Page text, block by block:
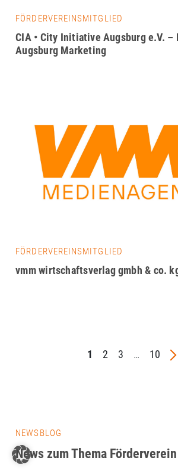
FÖRDERVEREINSMITGLIED
CIA • City Initiative Augsburg e.V. –
Augsburg Marketing
FÖRDERVEREINSMITGLIED
vmm wirtschaftsverlag gmbh & co.
1 2 3 … 10
NEWSBLOG
News zum Thema Förderverein